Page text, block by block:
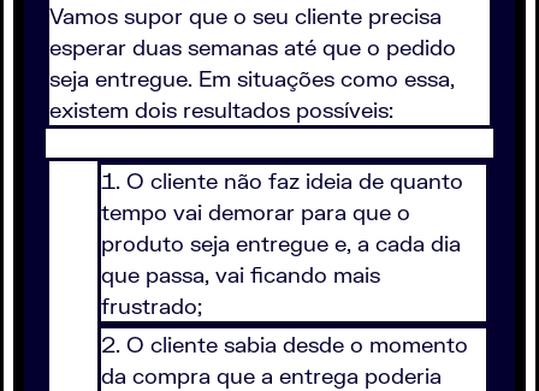
Vamos supor que o seu cliente precisa
esperar duas semanas até que o pedido
seja entregue. Em situações como essa,
existem dois resultados possíveis:
O cliente não faz ideia de quanto
tempo vai demorar para que o
produto seja entregue e, a cada dia
que passa, vai ficando mais
frustrado;
O cliente sabia desde o momento
da compra que a entrega poderia